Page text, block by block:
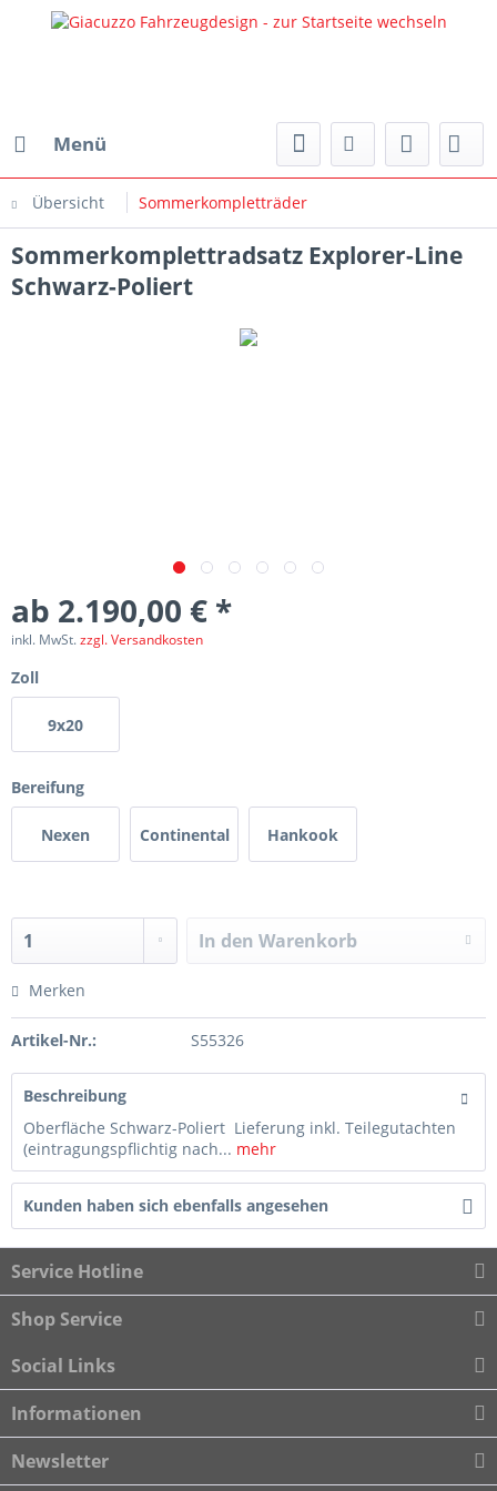
Menü
Übersicht Sommerkompletträder
Sommerkomplettradsatz Explorer-Line
Schwarz-Poliert
ab 2.190,00 € *
inkl. MwSt.zzgl. Versandkosten
Zoll
9x20
Bereifung
Nexen Continental Hankook
In den Warenkorb
Merken
Artikel-Nr.: S55326
Beschreibung
Oberfläche Schwarz-Poliert Lieferung inkl. Teilegutachten
(eintragungspflichtig nach... mehr
Kunden haben sich ebenfalls angesehen
Service Hotline
Shop Service
Social Links
Informationen
Newsletter